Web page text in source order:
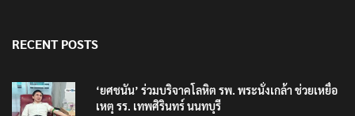
RECENT POSTS
‘ยศชนัน’ ร่วมบริจาคโลหิต รพ. พระนั่งเกล้า ช่วยเหยื่อ
เหตุ รร. เทพศิรินทร์ นนทบุรี